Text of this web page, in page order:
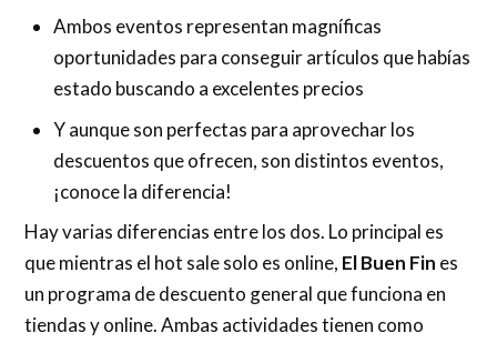
Ambos eventos representan magníficas
oportunidades para conseguir artículos que habías
estado buscando a excelentes precios
Y aunque son perfectas para aprovechar los
descuentos que ofrecen, son distintos eventos,
¡conoce la diferencia!
Hay varias diferencias entre los dos. Lo principal es
que mientras el hot sale solo es online, El Buen Fin es
un programa de descuento general que funciona en
tiendas y online. Ambas actividades tienen como